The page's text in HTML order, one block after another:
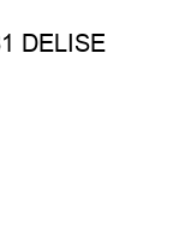
DELISE